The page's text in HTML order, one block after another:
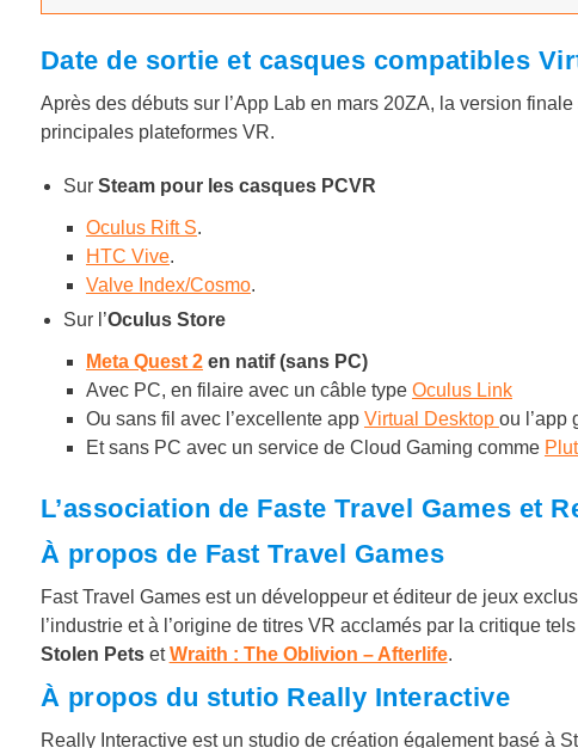
Date de sortie et casques compatibles
Après des débuts sur l’App Lab en mars 20ZA, la version
principales plateformes VR.
SurSteam pour les casques PCVR
Oculus Rift S.
HTC Vive.
Valve Index/Cosmo.
Sur l’Oculus Store
Meta Quest 2en natif (sans PC)
Avec PC, en filaire avec un câble type Oculus Link
Ou sans fil avec l’excellente app Virtual Desktop ou l’app
Et sans PC avec un service de Cloud Gaming comme
L’association de Faste Travel Games et
À propos de Fast Travel Games
Fast Travel Games est un développeur et éditeur de jeux
l’industrie et à l’origine de titres VR acclamés par la critique
Stolen PetsetWraith : The Oblivion – Afterlife.
À propos du stutio Really Interactive
Really Interactive est un studio de création également basé à